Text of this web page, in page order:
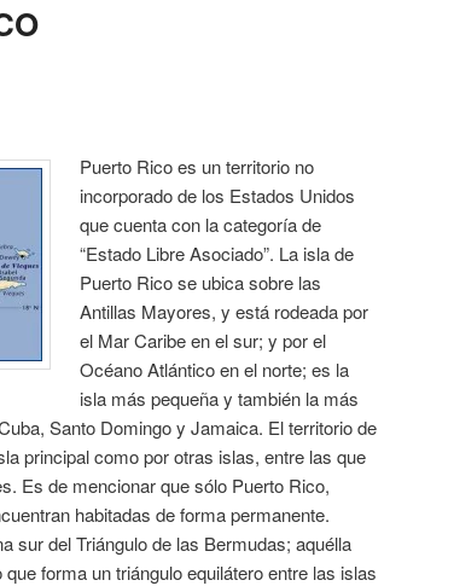
Puerto Rico es un territorio no
incorporado de los Estados Unidos
que cuenta con la categoría de
“Estado Libre Asociado”. La isla de
Puerto Rico se ubica sobre las
Antillas Mayores, y está rodeada por
el Mar Caribe en el sur; y por el
Océano Atlántico en el norte; es la
isla más pequeña y también la más
Santo Domingo y Jamaica. El territorio de
principal como por otras islas, entre las que
Es de mencionar que sólo Puerto Rico,
habitadas de forma permanente.
sur del Triángulo de las Bermudas; aquélla
forma un triángulo equilátero entre las islas